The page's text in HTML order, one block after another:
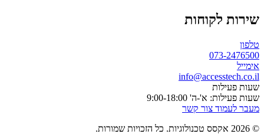
לקוחות
073-
א'-ה' 9:00-18:00
צור קשר